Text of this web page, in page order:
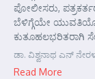
ಪೋಲೀಸರು,
ಬೆಳಿಗ್ಗೆಯೇ
ಕುತೂಹಲಭರಿತರಾಗಿ
ಡಾ. ವಿಶ್ವನಾಥ ಎನ್
Read More